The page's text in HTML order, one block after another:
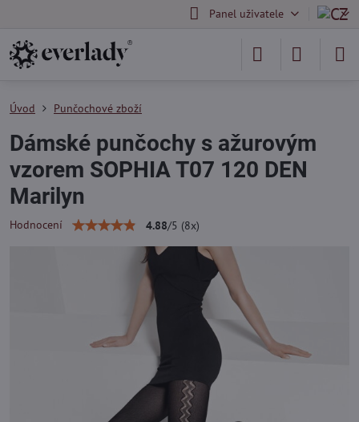
Panel uživatele
Úvod Punčochové zboží
Dámské punčochy s ažurovým
vzorem SOPHIA T07 120 DEN
Marilyn
Hodnocení 4.88/5 (8x)